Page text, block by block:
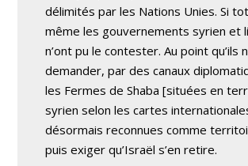
délimités par les Nations Unies. Si
même les gouvernements syrien et
n’ont pu le contester. Au point qu’ils
demander, par des canaux
les Fermes de Shaba [situées en
syrien selon les cartes
désormais reconnues comme
puis exiger qu’Israël s’en retire.